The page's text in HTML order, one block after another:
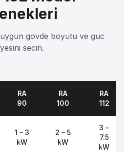
govde boyutu ve guc
secin.
RA
90
RA
100
RA
112
1 – 3
kW
2 – 5
kW
3 –
7.5
kW